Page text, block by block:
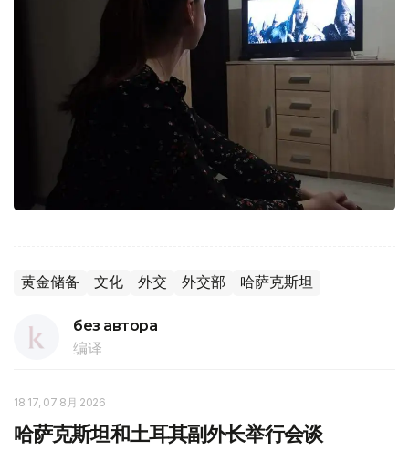
黄金储备 文化 外交 外交部 哈萨克斯坦
без автора
编译
18:17, 07 8月 2026
哈萨克斯坦和土耳其副外长举行会谈